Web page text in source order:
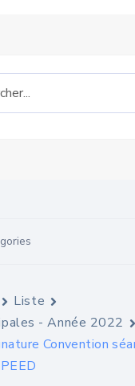
Liste
- Année 2022
Convention